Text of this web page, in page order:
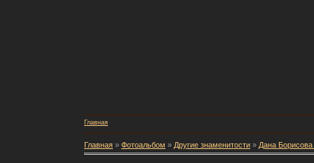
Главная
Главная » Фотоальбом » Другие знаменитости » Дана